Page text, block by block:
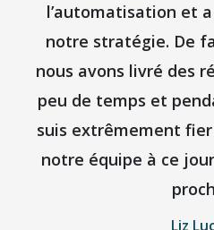
l’automatisation et
notre stratégie. De
nous avons livré des
peu de temps et
suis extrêmement
notre équipe à ce
Liz